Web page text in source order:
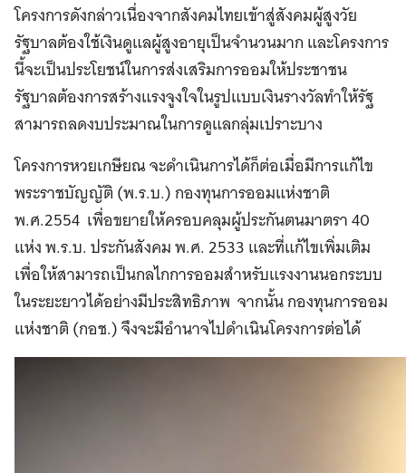
โครงการดังกล่าวเนื่องจากสังคมไทยเข้าสู่สังคมผู้สูงวัย
รัฐบาลต้องใช้เงินดูแลผู้สูงอายุเป็นจำนวนมาก และโครงการ
นี้จะเป็นประโยชน์ในการส่งเสริมการออมให้ประชาชน
รัฐบาลต้องการสร้างแรงจูงใจในรูปแบบเงินรางวัลทำให้รัฐ
สามารถลดงบประมาณในการดูแลกลุ่มเปราะบาง
โครงการหวยเกษียณ จะดำเนินการได้ก็ต่อเมื่อมีการแก้ไข
พระราชบัญญัติ (พ.ร.บ.) กองทุนการออมแห่งชาติ
พ.ศ.2554 เพื่อขยายให้ครอบคลุมผู้ประกันตนมาตรา 40
แห่ง พ.ร.บ. ประกันสังคม พ.ศ. 2533 และที่แก้ไขเพิ่มเติม
เพื่อให้สามารถเป็นกลไกการออมสำหรับแรงงานนอกระบบ
ในระยะยาวได้อย่างมีประสิทธิภาพ จากนั้น กองทุนการออม
แห่งชาติ (กอช.) จึงจะมีอำนาจไปดำเนินโครงการต่อได้